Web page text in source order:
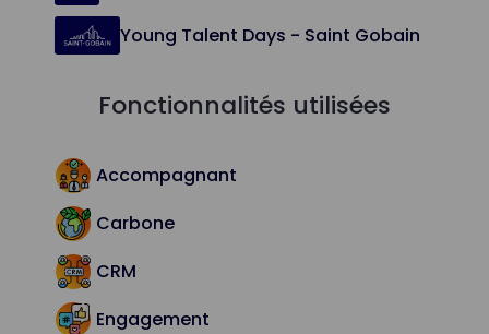
Young Talent Days - Saint Gobain
Fonctionnalités utilisées
Accompagnant
Carbone
CRM
Engagement